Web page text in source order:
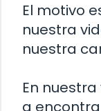
El motivo
nuestra
nuestra
En
a